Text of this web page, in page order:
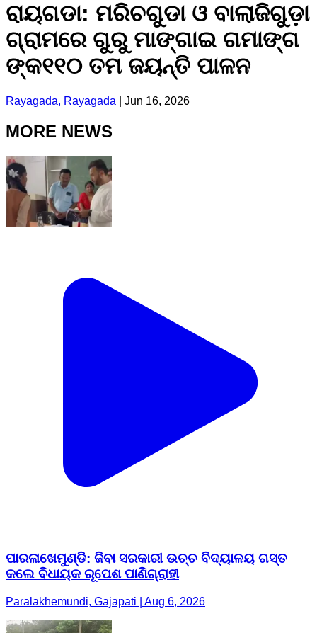
ରାୟଗଡା: ମରିଚଗୁଡା ଓ ବାଲାଜିଗୁଡ଼ା
ଗ୍ରାମରେ ଗୁରୁ ମାଙ୍ଗାଇ ଗମାଙ୍ଗ
ଙ୍କ୧୧୦ ତମ ଜୟନ୍ତି ପାଳନ
Rayagada, Rayagada Jun 16, 2026
MORE NEWS
ପାରଳାଖେମୁଣ୍ଡି: ଜିବା ସରକାରୀ ଉଚ୍ଚ ବିଦ୍ୟାଳୟ ଗସ୍ତ
କଲେ ବିଧାୟକ ରୂପେଶ ପାଣିଗ୍ରାହୀ
Paralakhemundi, Gajapati | Aug 6, 2026